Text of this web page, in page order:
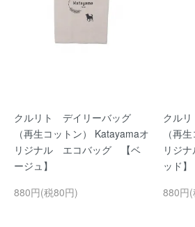
クルリト デイリーバッグ
（再生コットン） Katayamaオ
リジナル エコバッグ 【ベ
ージュ】
880円(税80円)
クル
（再
リジ
ッド】
880円